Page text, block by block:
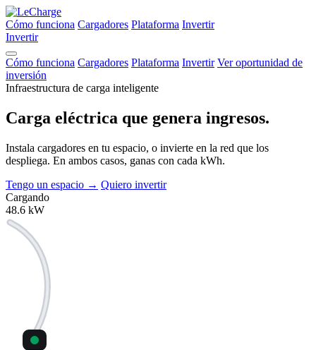
Cómo funciona Cargadores Plataforma Invertir
Invertir
Cómo funciona Cargadores Plataforma Invertir Ver oportunidad de
inversión
Infraestructura de carga inteligente
Carga eléctrica que genera ingresos.
Instala cargadores en tu espacio, o invierte en la red que los
despliega. En ambos casos, ganas con cada kWh.
Tengo un espacio → Quiero invertir
Cargando
48.6 kW